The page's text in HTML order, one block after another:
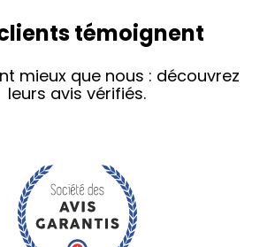
témoignent
mieux que nous : découvrez
leurs avis vérifiés.